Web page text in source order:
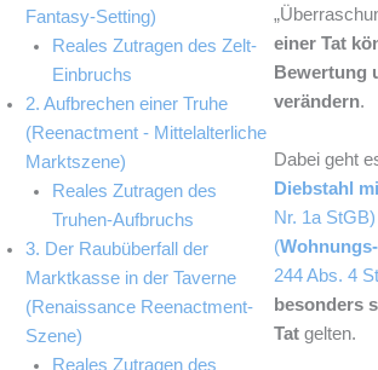
Fantasy-Setting)
Reales Zutragen des Zelt-
Einbruchs
2. Aufbrechen einer Truhe
(Reenactment - Mittelalterliche
Marktszene)
Reales Zutragen des
Truhen-Aufbruchs
3. Der Raubüberfall der
Marktkasse in der Taverne
(Renaissance Reenactment-
Szene)
Reales Zutragen des
einer Tat
Bewertung
verändern.
Dabei geht
Diebstahl
Nr. 1a StGB)
(
244 Abs. 4
besonders
Tatgelten.